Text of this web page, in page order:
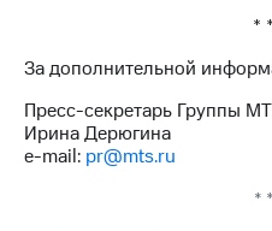
*
За дополнительной
Пресс-секретарь Группы
Ирина Дерюгина
e-mail: pr@mts.ru
*